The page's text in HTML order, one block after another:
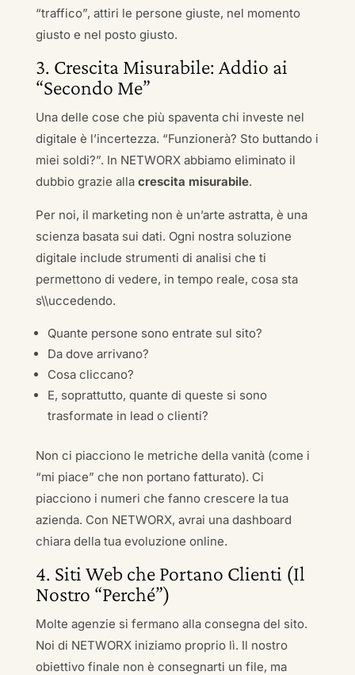
“traffico”, attiri le persone giuste, nel momento
giusto e nel posto giusto.
3. Crescita Misurabile: Addio ai
“Secondo Me”
Una delle cose che più spaventa chi investe nel
digitale è l’incertezza. “Funzionerà? Sto buttando i
miei soldi?”. In NETWORX abbiamo eliminato il
dubbio grazie alla crescita misurabile.
Per noi, il marketing non è un’arte astratta, è una
scienza basata sui dati. Ogni nostra soluzione
digitale include strumenti di analisi che ti
permettono di vedere, in tempo reale, cosa sta
s\\uccedendo.
Quante persone sono entrate sul sito?
Da dove arrivano?
Cosa cliccano?
E, soprattutto, quante di queste si sono
trasformate in lead o clienti?
Non ci piacciono le metriche della vanità (come i
“mi piace” che non portano fatturato). Ci
piacciono i numeri che fanno crescere la tua
azienda. Con NETWORX, avrai una dashboard
chiara della tua evoluzione online.
4. Siti Web che Portano Clienti (Il
Nostro “Perché”)
Molte agenzie si fermano alla consegna del sito.
Noi di NETWORX iniziamo proprio lì. Il nostro
obiettivo finale non è consegnarti un file, ma